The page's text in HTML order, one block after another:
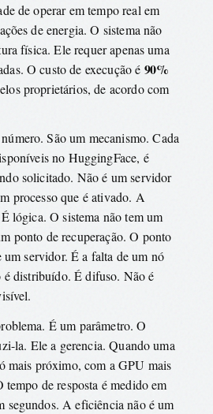
de operar em tempo real em
de energia. O sistema não
física. Ele requer apenas uma
O custo de execução é 90%
proprietários, de acordo com
São um mecanismo. Cada
no HuggingFace, é
solicitado. Não é um servidor
processo que é ativado. A
lógica. O sistema não tem um
ponto de recuperação. O ponto
servidor. É a falta de um nó
distribuído. É difuso. Não é
É um parâmetro. O
la. Ele a gerencia. Quando uma
mais próximo, com a GPU mais
de resposta é medido em
segundos. A eficiência não é um